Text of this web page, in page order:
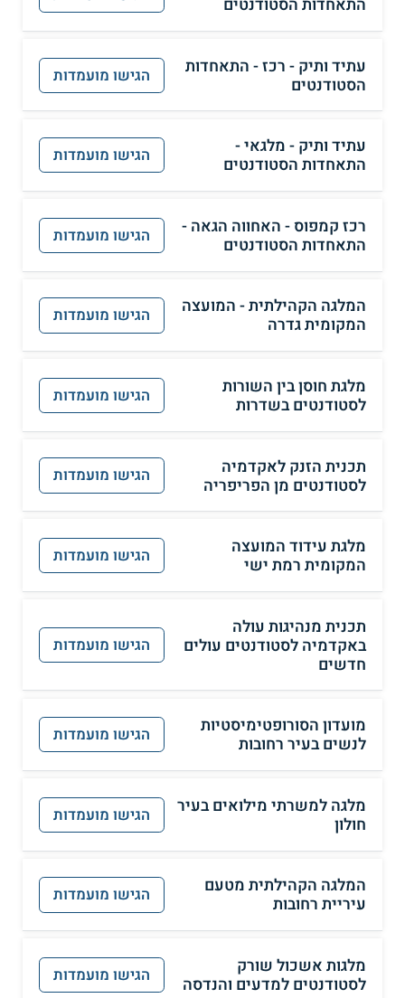
עתיד ותיק - רכז - התאחדות
הסטודנטים
הגישו מועמדות
עתיד ותיק - מלגאי -
התאחדות הסטודנטים
הגישו מועמדות
רכז קמפוס - האחווה הגאה -
התאחדות הסטודנטים
הגישו מועמדות
המלגה הקהילתית - המועצה
המקומית גדרה
הגישו מועמדות
מלגת חוסן בין השורות
לסטודנטים בשדרות
הגישו מועמדות
תכנית הזנק לאקדמיה
לסטודנטים מן הפריפריה
הגישו מועמדות
מלגת עידוד המועצה
המקומית רמת ישי
הגישו מועמדות
תכנית מנהיגות עולה
באקדמיה לסטודנטים עולים
חדשים
הגישו מועמדות
מועדון הסורופטימיסטיות
לנשים בעיר רחובות
הגישו מועמדות
מלגה למשרתי מילואים בעיר
חולון
הגישו מועמדות
המלגה הקהילתית מטעם
עיריית רחובות
הגישו מועמדות
מלגות אשכול שורק
לסטודנטים למדעים והנדסה
הגישו מועמדות